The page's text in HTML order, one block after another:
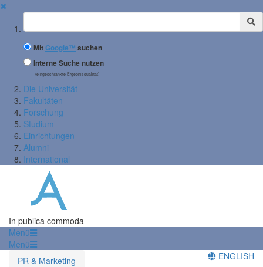
✖
Suchbegriff
MitGoogle™ suchen
Interne Suche nutzen
(eingeschränkte Ergebnisqualität)
Die Universität
Fakultäten
Forschung
Studium
Einrichtungen
Alumni
International
In publica commoda
Menü
Menü
PR & Marketing
ENGLISH